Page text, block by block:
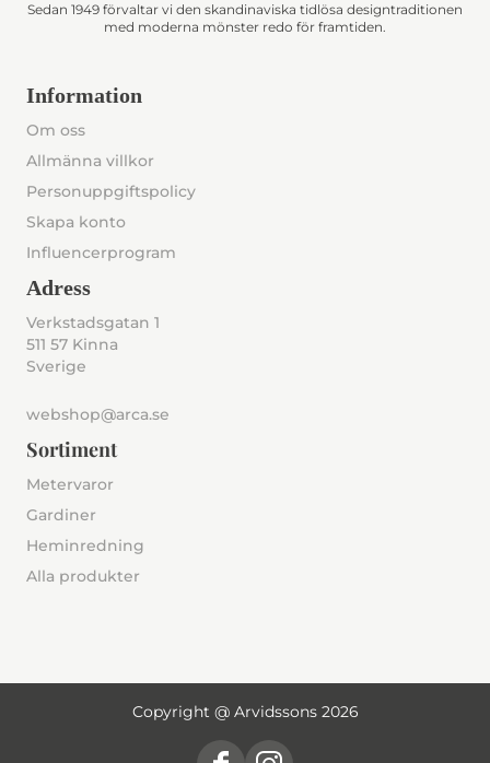
Sedan 1949 förvaltar vi den skandinaviska tidlösa designtraditionen
med moderna mönster redo för framtiden.
Information
Om oss
Allmänna villkor
Personuppgiftspolicy
Skapa konto
Influencerprogram
Adress
Verkstadsgatan 1
511 57 Kinna
Sverige
webshop@arca.se
Sortiment
Metervaror
Gardiner
Heminredning
Alla produkter
Copyright @ Arvidssons 2026